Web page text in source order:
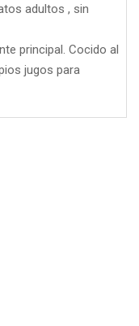
adultos , sin
principal. Cocido al
jugos para